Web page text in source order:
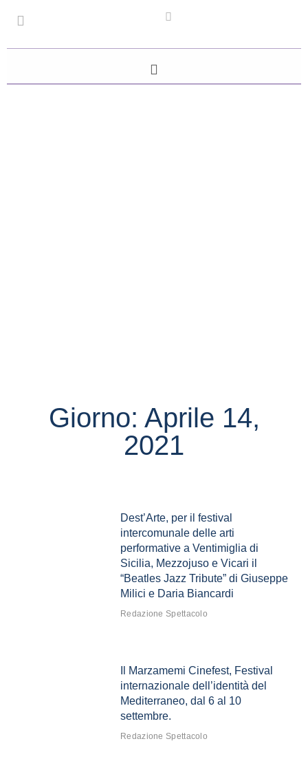
Giorno: Aprile 14,
2021
Dest’Arte, per il festival
intercomunale delle arti
performative a Ventimiglia di
Sicilia, Mezzojuso e Vicari il
“Beatles Jazz Tribute” di Giuseppe
Milici e Daria Biancardi
Redazione Spettacolo
Il Marzamemi Cinefest, Festival
internazionale dell’identità del
Mediterraneo, dal 6 al 10
settembre.
Redazione Spettacolo